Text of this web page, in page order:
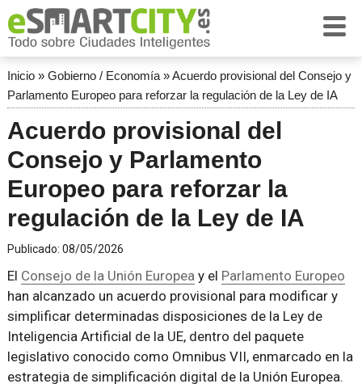
Inicio» Gobierno / Economía»Acuerdo provisional del Consejo y
Parlamento Europeo para reforzar la regulación de la Ley de IA
Acuerdo provisional del
Consejo y Parlamento
Europeo para reforzar la
regulación de la Ley de IA
Publicado: 08/05/2026
El Consejo de la Unión Europeay el Parlamento Europeo
han alcanzado un acuerdo provisional para modificar y
simplificar determinadas disposiciones de la Ley de
Inteligencia Artificial de la UE, dentro del paquete
legislativo conocido como Omnibus VII, enmarcado en la
estrategia de simplificación digital de la Unión Europea.